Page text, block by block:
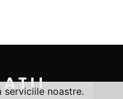
serviciile noastre.